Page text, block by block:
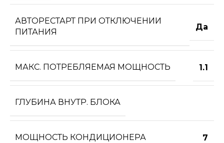
АВТОРЕСТАРТ ПРИ ОТКЛЮЧЕНИИ
ПИТАНИЯ
Да
МАКС. ПОТРЕБЛЯЕМАЯ МОЩНОСТЬ 1.1
ГЛУБИНА ВНУТР. БЛОКА
МОЩНОСТЬ КОНДИЦИОНЕРА
7